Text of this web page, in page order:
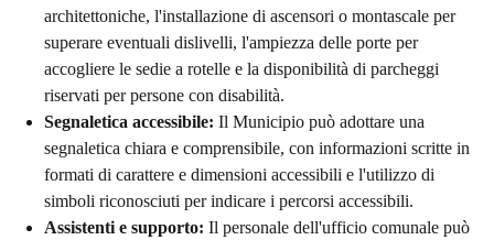
architettoniche, l'installazione di ascensori o montascale per
superare eventuali dislivelli, l'ampiezza delle porte per
accogliere le sedie a rotelle e la disponibilità di parcheggi
riservati per persone con disabilità.
Segnaletica accessibile: Il Municipio può adottare una
segnaletica chiara e comprensibile, con informazioni scritte in
formati di carattere e dimensioni accessibili e l'utilizzo di
simboli riconosciuti per indicare i percorsi accessibili.
Assistenti e supporto: Il personale dell'ufficio comunale può